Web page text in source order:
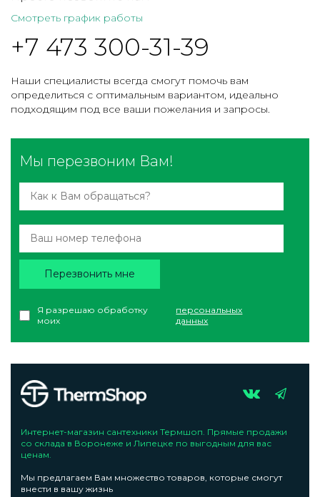
Смотреть график работы
+7 473 300-31-39
Наши специалисты всегда смогут помочь вам
определиться с оптимальным вариантом, идеально
подходящим под все ваши пожелания и запросы.
Мы перезвоним Вам!
Я разрешаю обработку
моих
персональных
данных
Перезвонить мне
Интернет-магазин сантехники Термшоп. Прямые продажи
со склада в Воронеже и Липецке по выгодным для вас
ценам.
Мы предлагаем Вам множество товаров, которые смогут
внести в вашу жизнь